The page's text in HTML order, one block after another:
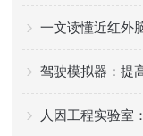
驾驶模拟器：提
人因工程实验室